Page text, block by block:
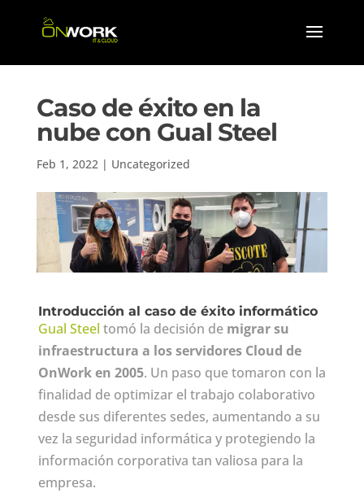
Caso de éxito en la
nube con Gual Steel
Feb 1, 2022| Uncategorized
Introducción al caso de éxito informático
Gual Steel tomó la decisión de migrar su
infraestructura a los servidores Cloud de
OnWork en 2005. Un paso que tomaron con la
finalidad de optimizar el trabajo colaborativo
desde sus diferentes sedes, aumentando a su
vez la seguridad informática y protegiendo la
información corporativa tan valiosa para la
empresa.